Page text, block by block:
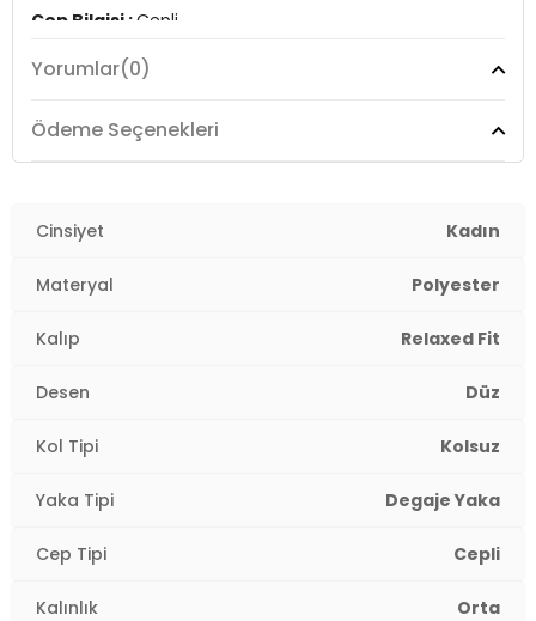
Cep Bilgisi :Cepli
Kalıp Bilgisi :Rahat Kalıp
Manken Ölçüsü :Boy : 1.79 cm / Göğüs : 84 cm / Bel :
2DY42190434.47
Yorumlar(0)
Ödeme Seçenekleri
Cinsiyet Kadın
Materyal Polyester
Kalıp Relaxed Fit
Desen Düz
Kol Tipi Kolsuz
Yaka Tipi Degaje Yaka
Cep Tipi Cepli
Kalınlık Orta